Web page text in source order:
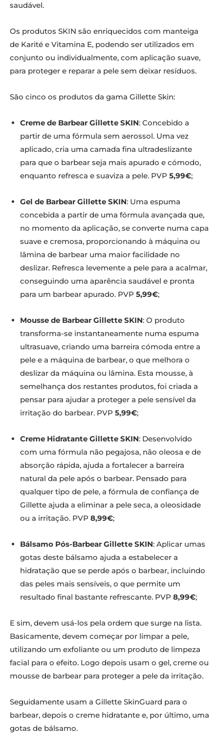
saudável.
Os produtos SKIN são enriquecidos com manteiga
de Karité e Vitamina E, podendo ser utilizados em
conjunto ou individualmente, com aplicação suave,
para proteger e reparar a pele sem deixar resíduos.
São cinco os produtos da gama Gillette Skin:
Creme de Barbear Gillette SKIN: Concebido a
partir de uma fórmula sem aerossol. Uma vez
aplicado, cria uma camada fina ultradeslizante
para que o barbear seja mais apurado e cómodo,
enquanto refresca e suaviza a pele. PVP 5,99€;
Gel de Barbear Gillette SKIN: Uma espuma
concebida a partir de uma fórmula avançada que,
no momento da aplicação, se converte numa capa
suave e cremosa, proporcionando à máquina ou
lâmina de barbear uma maior facilidade no
deslizar. Refresca levemente a pele para a acalmar,
conseguindo uma aparência saudável e pronta
para um barbear apurado. PVP 5,99€;
Mousse de Barbear Gillette SKIN: O produto
transforma-se instantaneamente numa espuma
ultrasuave, criando uma barreira cómoda entre a
pele e a máquina de barbear, o que melhora o
deslizar da máquina ou lâmina. Esta mousse, à
semelhança dos restantes produtos, foi criada a
pensar para ajudar a proteger a pele sensível da
irritação do barbear. PVP 5,99€;
Creme Hidratante Gillette SKIN: Desenvolvido
com uma fórmula não pegajosa, não oleosa e de
absorção rápida, ajuda a fortalecer a barreira
natural da pele após o barbear. Pensado para
qualquer tipo de pele, a fórmula de confiança de
Gillette ajuda a eliminar a pele seca, a oleosidade
ou a irritação. PVP 8,99€;
Bálsamo Pós-Barbear Gillette SKIN: Aplicar umas
gotas deste bálsamo ajuda a estabelecer a
hidratação que se perde após o barbear, incluindo
das peles mais sensíveis, o que permite um
resultado final bastante refrescante. PVP 8,99€;
E sim, devem usá-los pela ordem que surge na lista.
Basicamente, devem começar por limpar a pele,
utilizando um exfoliante ou um produto de limpeza
facial para o efeito. Logo depois usam o gel, creme ou
mousse de barbear para proteger a pele da irritação.
Seguidamente usam a Gillette SkinGuard para o
barbear, depois o creme hidratante e, por último, uma
gotas de bálsamo.